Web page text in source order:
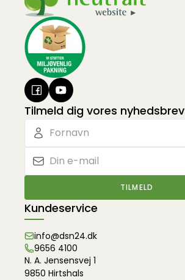
Tilmeld dig vores nyhedsbrev
TILMELD
Kundeservice
info@dsn24.dk
9656 4100
N. A. Jensensvej 1
9850 Hirtshals